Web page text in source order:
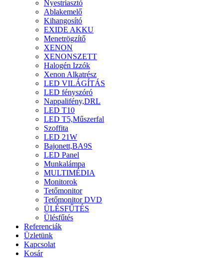
Nyestriasztó
Ablakemelő
Kihangosító
EXIDE AKKU
Menetrögzítő
XENON
XENONSZETT
Halogén Izzók
Xenon Alkatrész
LED VILÁGÍTÁS
LED fényszóró
Nappalifény,DRL
LED T10
LED T5,Műszerfal
Szoffita
LED 21W
Bajonett,BA9S
LED Panel
Munkalámpa
MULTIMÉDIA
Monitorok
Tetőmonitor
Tetőmonitor DVD
ÜLÉSFŰTÉS
Ülésfűtés
Referenciák
Üzletünk
Kapcsolat
Kosár